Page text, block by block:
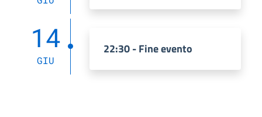
14
GIU
22:30 - Fine evento